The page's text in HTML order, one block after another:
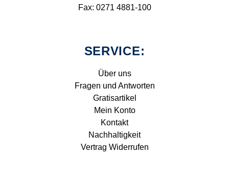
Fax: 0271 4881-100
SERVICE:
Über uns
Fragen und Antworten
Gratisartikel
Mein Konto
Kontakt
Nachhaltigkeit
Vertrag Widerrufen